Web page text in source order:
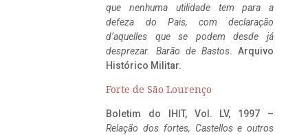
que nenhuma utilidade tem para a
defeza do Pais, com declaração
d’aquelles que se podem desde já
desprezar. Barão de Bastos. Arquivo
Histórico Militar.
Forte de São Lourenço
Boletim do IHIT, Vol. LV, 1997 –
Relação dos fortes, Castellos e outros